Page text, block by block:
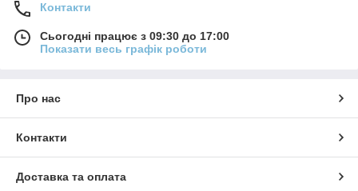
Контакти
Сьогодні працює з 09:30 до 17:00
Показати весь графік роботи
Про нас
Контакти
Доставка та оплата